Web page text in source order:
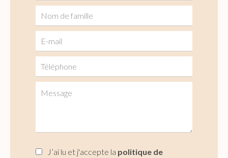
J’ai lu et j'accepte la politique de